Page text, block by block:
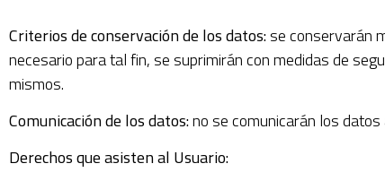
Criterios de conservación de los datos:se conservarán
necesario para tal fin, se suprimirán con medidas de
mismos.
Comunicación de los datos:no se comunicarán los
Derechos que asisten al Usuario: